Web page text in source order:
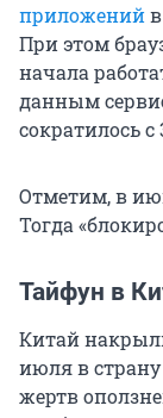
приложений
При этом
начала
данным
сократилось
Отметим, в
Тогда
Тайфун в
Китай
июля в
жертв